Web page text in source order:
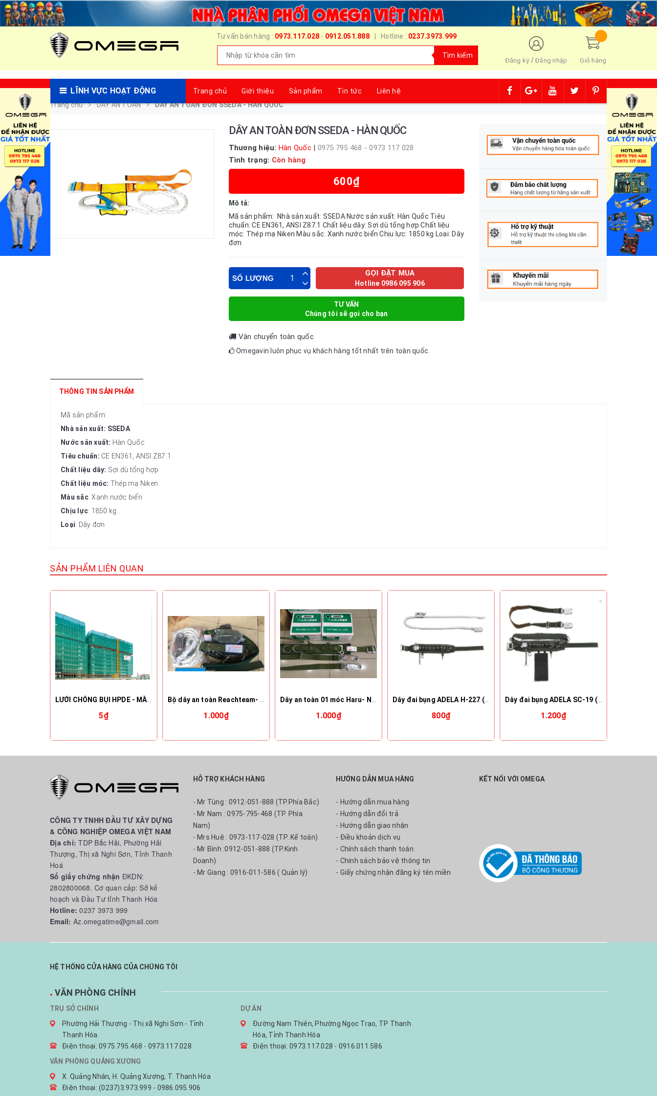
Tư vấn bán hàng : 0973.117.028 - 0912.051.888| Hotline : 0237.3973.999
Tìm kiếm
Đăng ký/Đăng nhập Giỏ hàng
LĨNH VỰC HOẠT ĐỘNG Trang chủ Giới thiệu Sản phẩm Tin tức
Liên hệ
Trang chủ
DÂY AN TOÀN DÂY AN TOÀN ĐƠN SSEDA - HÀN QUỐC
DÂY AN TOÀN ĐƠN SSEDA - HÀN QUỐC
Thương hiệu: Hàn Quốc | 0975 795 468 - 0973 117 028
Tình trạng: Còn hàng
600₫
Mô tả:
Mã sản phẩm: Nhà sản xuất: SSEDA Nước sản xuất: Hàn Quốc Tiêu
chuẩn: CE EN361, ANSI Z87.1 Chất liệu dây: Sợi dù tổng hợp Chất liệu
móc: Thép mạ Niken Màu sắc: Xanh nước biển Chịu lực: 1850 kg Loại: Dây
đơn
SỐ LƯỢNG
GỌI ĐẶT MUA
Hotline 0986 095 906
TƯ VẤN
Chúng tôi sẽ gọi cho bạn
Vận chuyển toàn quốc
Omegavin luôn phục vụ khách hàng tốt nhất trên toàn quốc.
THÔNG TIN SẢN PHẨM
Mã sản phẩm:
Nhà sản xuất: SSEDA
Nước sản xuất: Hàn Quốc
Tiêu chuẩn: CE EN361, ANSI Z87.1
Chất liệu dây: Sợi dù tổng hợp
Chất liệu móc: Thép mạ Niken
Màu sắc: Xanh nước biển
Chịu lực: 1850 kg
Loại: Dây đơn
SẢN PHẨM LIÊN QUAN
5₫ 1.000₫ 1.000₫
Dây đai bụng ADELA H-227 (Đài Loan)
800₫
Dây đai bụng ADELA SC-19 (Đài Loan)
1.200₫
CÔNG TY TNHH ĐẦU TƯ XÂY DỰNG
& CÔNG NGHIỆP OMEGA VIỆT NAM
Địa chỉ:TDP Bắc Hải, Phường Hải
Thượng, Thị xã Nghi Sơn, Tỉnh Thanh
Hoá
Số giấy chứng nhận ĐKDN:
2802800068. Cơ quan cấp: Sở kế
hoạch và Đầu Tư tỉnh Thanh Hóa
Hotline:0237 3973 999
Email: Az.omegatime@gmail.com
HỖ TRỢ KHÁCH HÀNG
- Mr Tùng : 0912-051-888 (TP.Phía Bắc)
- Mr Nam : 0975-795-468 (TP. Phía
Nam)
- Mrs Huệ : 0973-117-028 (TP. Kế toán)
- Mr Bình :0912-051-888 (TP.Kinh
Doanh)
- Mr Giang : 0916-011-586 ( Quản lý)
HƯỚNG DẪN MUA HÀNG
- Hướng dẫn mua hàng
- Hướng dẫn đổi trả
- Hướng dẫn giao nhận
- Điều khoản dịch vụ
- Chính sách thanh toán
- Chính sách bảo vệ thông tin
- Giấy chứng nhận đăng ký tên miền
KẾT NỐI VỚI OMEGA
HỆ THỐNG CỬA HÀNG CỦA CHÚNG TÔI
. VĂN PHÒNG CHÍNH
TRỤ SỞ CHÍNH
Phường Hải Thượng - Thị xã Nghi Sơn - Tỉnh
Thanh Hóa
Điện thoại: 0975.795.468 - 0973.117.028
DỰ ÁN
Đường Nam Thiên, Phường Ngọc Trạo, TP Thanh
Hóa, Tỉnh Thanh Hóa
Điện thoại: 0973.117.028 - 0916.011.586
VĂN PHÒNG QUẢNG XƯƠNG
X. Quảng Nhân, H. Quảng Xương, T. Thanh Hóa
Điện thoại: (0237)3.973.999 - 0986.095.906